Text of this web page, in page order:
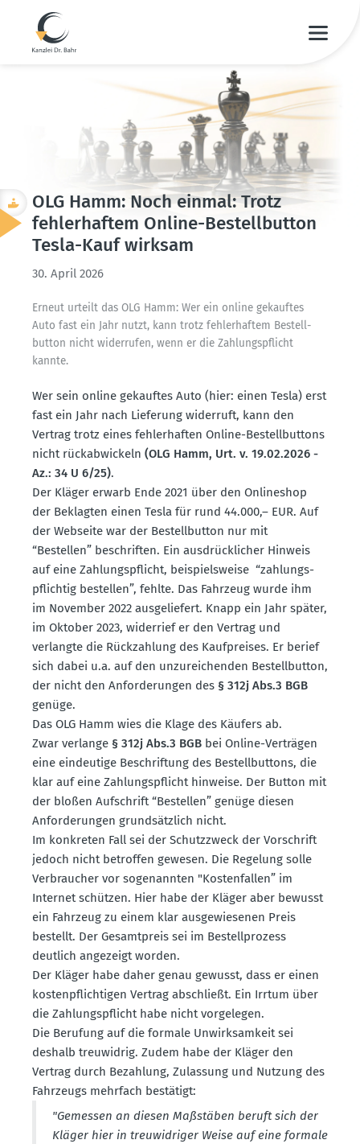
OLG Hamm: Noch einmal: Trotz
fehler­haftem Online-Bestell­button
Tesla-Kauf wirksam
30. April 2026
Erneut urteilt das OLG Hamm: Wer ein online gekauftes
Auto fast ein Jahr nutzt, kann trotz fehler­haftem Bestell­
button nicht wider­rufen, wenn er die Zahlungs­pflicht
kannte.
Wer sein online gekauftes Auto (hier: einen Tesla) erst
fast ein Jahr nach Lieferung widerruft, kann den
Vertrag trotz eines fehler­haften Online-Bestell­buttons
nicht rückab­wi­ckeln (OLG Hamm, Urt. v. 19.02.2026 -
Az.: 34 U 6/25).
Der Kläger erwarb Ende 2021 über den Onlineshop
der Beklagten einen Tesla für rund 44.000,– EUR. Auf
der Webseite war der Bestell­button nur mit
“Bestellen” beschriften. Ein ausdrück­licher Hinweis
auf eine Zahlungs­pflicht, beispiels­weise “zahlungs­
pflichtig bestellen”, fehlte. Das Fahrzeug wurde ihm
im November 2022 ausge­liefert. Knapp ein Jahr später,
im Oktober 2023, widerrief er den Vertrag und
verlangte die Rückzahlung des Kaufpreises. Er berief
sich dabei u.a. auf den unzurei­chenden Bestell­button,
der nicht den Anfor­de­rungen des § 312j Abs.3 BGB
genüge.
Das OLG Hamm wies die Klage des Käufers ab.
Zwar verlange § 312j Abs.3 BGB bei Online-Verträgen
eine eindeutige Beschriftung des Bestell­buttons, die
klar auf eine Zahlungs­pflicht hinweise. Der Button mit
der bloßen Aufschrift “Bestellen” genüge diesen
Anfor­de­rungen grund­sätzlich nicht.
Im konkreten Fall sei der Schutz­zweck der Vorschrift
jedoch nicht betroffen gewesen. Die Regelung solle
Verbraucher vor sogenannten "Kosten­fallen” im
Internet schützen. Hier habe der Kläger aber bewusst
ein Fahrzeug zu einem klar ausge­wie­senen Preis
bestellt. Der Gesamt­preis sei im Bestell­prozess
deutlich angezeigt worden.
Der Kläger habe daher genau gewusst, dass er einen
kosten­pflich­tigen Vertrag abschließt. Ein Irrtum über
die Zahlungs­pflicht habe nicht vorge­legen.
Die Berufung auf die formale Unwirk­samkeit sei
deshalb treuwidrig. Zudem habe der Kläger den
Vertrag durch Bezahlung, Zulassung und Nutzung des
Fahrzeugs mehrfach bestätigt:
"Gemessen an diesen Maßstäben beruft sich der
Kläger hier in treuwid­riger Weise auf eine formale